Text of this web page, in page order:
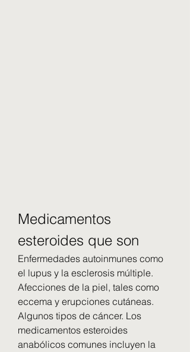
Medicamentos
esteroides que son
Enfermedades autoinmunes como
el lupus y la esclerosis múltiple.
Afecciones de la piel, tales como
eccema y erupciones cutáneas.
Algunos tipos de cáncer. Los
medicamentos esteroides
anabólicos comunes incluyen la